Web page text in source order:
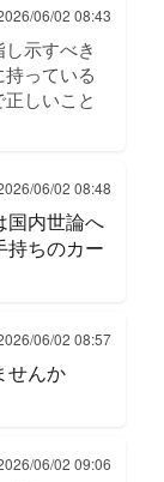
06/02 08:43
示すべき
っている
しいこと
06/02 08:48
国内世論へ
持ちのカー
06/02 08:57
せんか
06/02 09:06